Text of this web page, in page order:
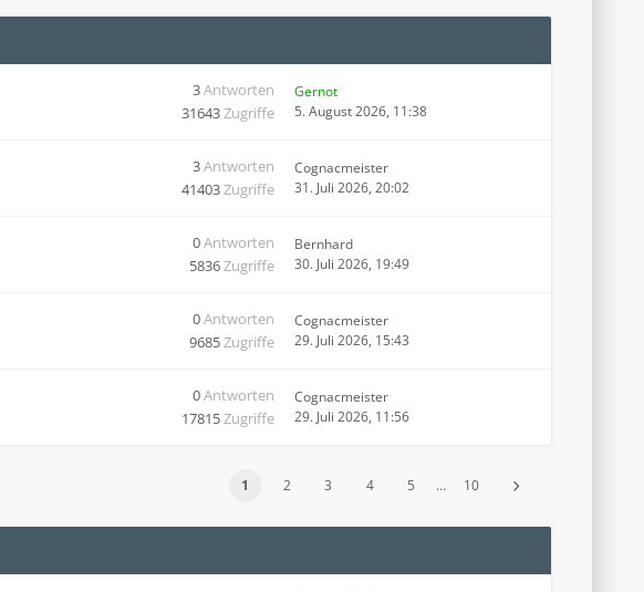
3Antworten
31643Zugriffe
Gernot
5. August 2026, 11:38
3Antworten
41403Zugriffe
Cognacmeister
31. Juli 2026, 20:02
0Antworten
5836Zugriffe
Bernhard
30. Juli 2026, 19:49
0Antworten
9685Zugriffe
Cognacmeister
29. Juli 2026, 15:43
0Antworten
17815Zugriffe
Cognacmeister
29. Juli 2026, 11:56
1 2 3 4 5 … 10